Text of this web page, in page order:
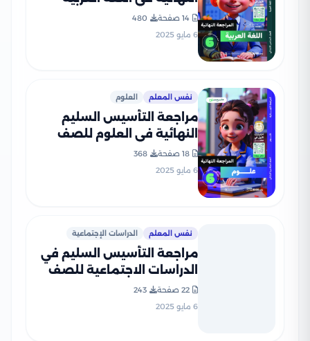
للصف السادس الابتدائي الترم
الثاني 2025 PDF بالاجابات
14 صفحة
480
6 مايو 2025
نفس المعلم العلوم
مراجعة التأسيس السليم
النهائية في العلوم للصف
السادس الابتدائي الترم الثاني
2025 PDF بالاجابات
18 صفحة
368
6 مايو 2025
نفس المعلم الدراسات الإجتماعية
مراجعة التأسيس السليم في
الدراسات الاجتماعية للصف
السادس الابتدائي الترم الثاني
2025 PDF بالاجابات
22 صفحة
243
6 مايو 2025